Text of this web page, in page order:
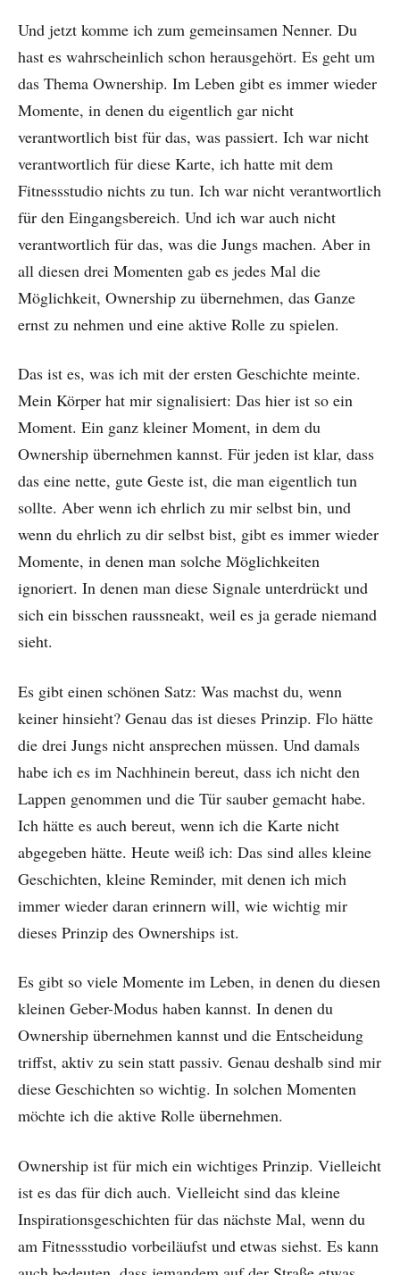
Und jetzt komme ich zum gemeinsamen Nenner. Du
hast es wahrscheinlich schon herausgehört. Es geht um
das Thema Ownership. Im Leben gibt es immer wieder
Momente, in denen du eigentlich gar nicht
verantwortlich bist für das, was passiert. Ich war nicht
verantwortlich für diese Karte, ich hatte mit dem
Fitnessstudio nichts zu tun. Ich war nicht verantwortlich
für den Eingangsbereich. Und ich war auch nicht
verantwortlich für das, was die Jungs machen. Aber in
all diesen drei Momenten gab es jedes Mal die
Möglichkeit, Ownership zu übernehmen, das Ganze
ernst zu nehmen und eine aktive Rolle zu spielen.
Das ist es, was ich mit der ersten Geschichte meinte.
Mein Körper hat mir signalisiert: Das hier ist so ein
Moment. Ein ganz kleiner Moment, in dem du
Ownership übernehmen kannst. Für jeden ist klar, dass
das eine nette, gute Geste ist, die man eigentlich tun
sollte. Aber wenn ich ehrlich zu mir selbst bin, und
wenn du ehrlich zu dir selbst bist, gibt es immer wieder
Momente, in denen man solche Möglichkeiten
ignoriert. In denen man diese Signale unterdrückt und
sich ein bisschen raussneakt, weil es ja gerade niemand
sieht.
Es gibt einen schönen Satz: Was machst du, wenn
keiner hinsieht? Genau das ist dieses Prinzip. Flo hätte
die drei Jungs nicht ansprechen müssen. Und damals
habe ich es im Nachhinein bereut, dass ich nicht den
Lappen genommen und die Tür sauber gemacht habe.
Ich hätte es auch bereut, wenn ich die Karte nicht
abgegeben hätte. Heute weiß ich: Das sind alles kleine
Geschichten, kleine Reminder, mit denen ich mich
immer wieder daran erinnern will, wie wichtig mir
dieses Prinzip des Ownerships ist.
Es gibt so viele Momente im Leben, in denen du diesen
kleinen Geber-Modus haben kannst. In denen du
Ownership übernehmen kannst und die Entscheidung
triffst, aktiv zu sein statt passiv. Genau deshalb sind mir
diese Geschichten so wichtig. In solchen Momenten
möchte ich die aktive Rolle übernehmen.
Ownership ist für mich ein wichtiges Prinzip. Vielleicht
ist es das für dich auch. Vielleicht sind das kleine
Inspirationsgeschichten für das nächste Mal, wenn du
am Fitnessstudio vorbeiläufst und etwas siehst. Es kann